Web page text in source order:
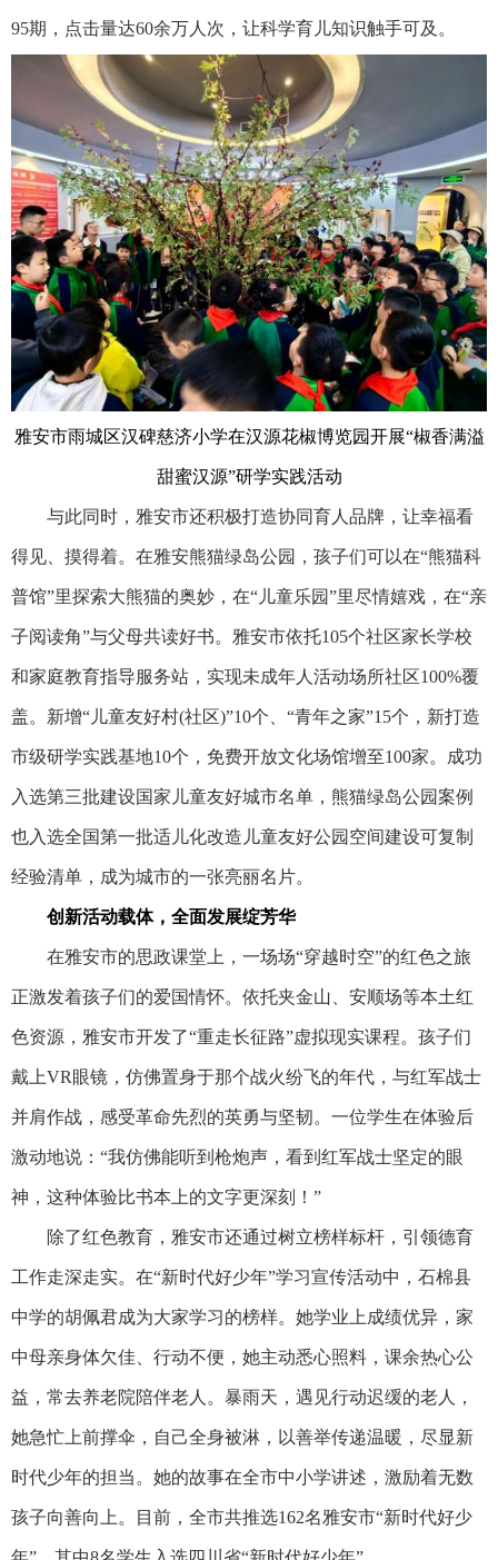
95期，点击量达60余万人次，让科学育儿知识触手可及。
雅安市雨城区汉碑慈济小学在汉源花椒博览园开展“椒香满溢
甜蜜汉源”研学实践活动
与此同时，雅安市还积极打造协同育人品牌，让幸福看
得见、摸得着。在雅安熊猫绿岛公园，孩子们可以在“熊猫科
普馆”里探索大熊猫的奥妙，在“儿童乐园”里尽情嬉戏，在“亲
子阅读角”与父母共读好书。雅安市依托105个社区家长学校
和家庭教育指导服务站，实现未成年人活动场所社区100%覆
盖。新增“儿童友好村(社区)”10个、“青年之家”15个，新打造
市级研学实践基地10个，免费开放文化场馆增至100家。成功
入选第三批建设国家儿童友好城市名单，熊猫绿岛公园案例
也入选全国第一批适儿化改造儿童友好公园空间建设可复制
经验清单，成为城市的一张亮丽名片。
创新活动载体，全面发展绽芳华
在雅安市的思政课堂上，一场场“穿越时空”的红色之旅
正激发着孩子们的爱国情怀。依托夹金山、安顺场等本土红
色资源，雅安市开发了“重走长征路”虚拟现实课程。孩子们
戴上VR眼镜，仿佛置身于那个战火纷飞的年代，与红军战士
并肩作战，感受革命先烈的英勇与坚韧。一位学生在体验后
激动地说：“我仿佛能听到枪炮声，看到红军战士坚定的眼
神，这种体验比书本上的文字更深刻！”
除了红色教育，雅安市还通过树立榜样标杆，引领德育
工作走深走实。在“新时代好少年”学习宣传活动中，石棉县
中学的胡佩君成为大家学习的榜样。她学业上成绩优异，家
中母亲身体欠佳、行动不便，她主动悉心照料，课余热心公
益，常去养老院陪伴老人。暴雨天，遇见行动迟缓的老人，
她急忙上前撑伞，自己全身被淋，以善举传递温暖，尽显新
时代少年的担当。她的故事在全市中小学讲述，激励着无数
孩子向善向上。目前，全市共推选162名雅安市“新时代好少